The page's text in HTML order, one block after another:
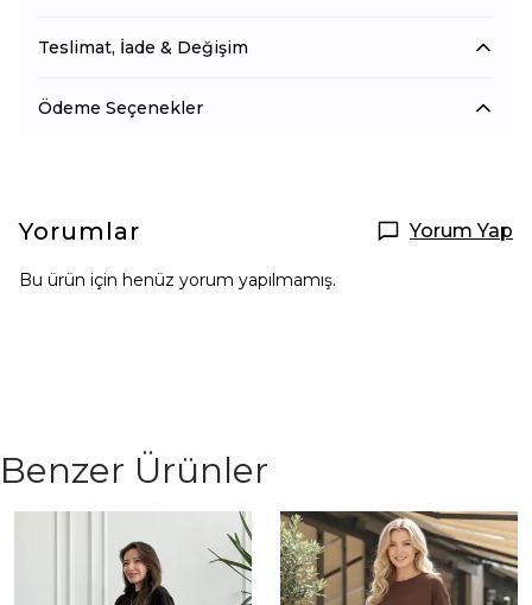
Teslimat, İade & Değişim
Ödeme Seçenekler
Yorumlar Yorum Yap
Bu ürün için henüz yorum yapılmamış.
Benzer Ürünler